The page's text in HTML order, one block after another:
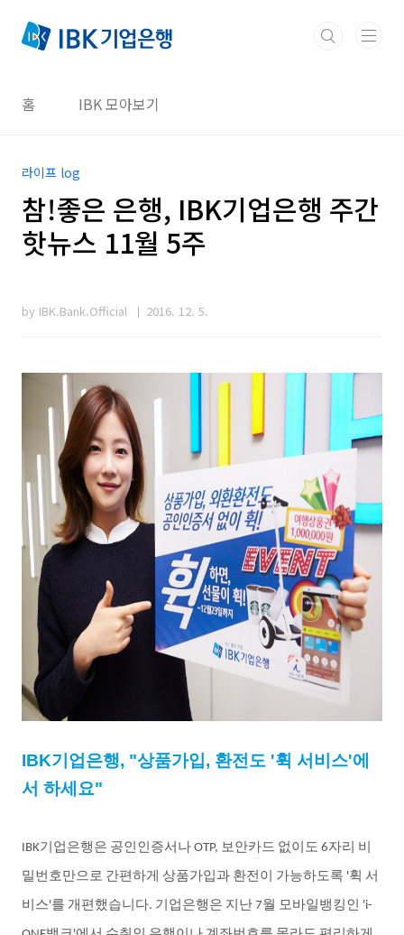
홈 IBK 모아보기
라이프 log
참!좋은 은행, IBK기업은행 주간
핫뉴스 11월 5주
by IBK.Bank.Official 2016. 12. 5.
IBK기업은행, "상품가입, 환전도 '휙 서비스'에
서 하세요"
IBK기업은행은 공인인증서나 OTP, 보안카드 없이도 6자리 비
밀번호만으로 간편하게 상품가입과 환전이 가능하도록 '휙 서
비스'를 개편했습니다. 기업은행은 지난 7월 모바일뱅킹인 'i-